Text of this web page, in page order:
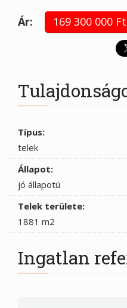
Ár: 169 300 000 Ft
Típus:
telek
Állapot:
jó állapotú
Telek területe:
1881 m2
Ingatlan